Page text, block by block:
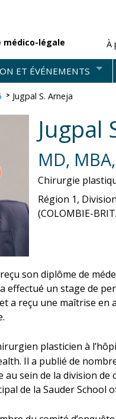
médico-légale À
ET ÉVÉNEMENTS
Jugpal S. Arneja
Jugpal
MD,
Chirurgie
Région 1,
(COLOMBIE-
son diplôme de
effectué un stage de
a reçu une maîtrise en
plasticien à
Il a publié de
au sein de la division
de la Sauder School